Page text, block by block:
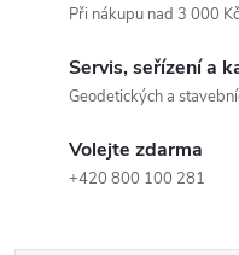
Při nákupu nad 3 000 Kč
Servis, seřízení a
Geodetických a
Volejte zdarma
+420 800 100 281